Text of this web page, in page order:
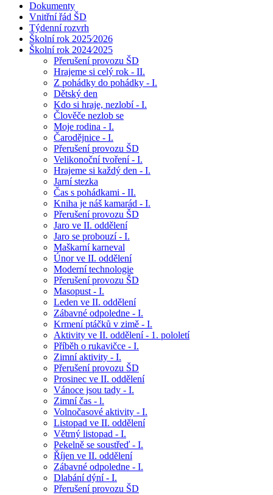
Dokumenty
Vnitřní řád ŠD
Týdenní rozvrh
Školní rok 2025⁄2026
Školní rok 2024⁄2025
Přerušení provozu ŠD
Hrajeme si celý rok - II.
Z pohádky do pohádky - I.
Dětský den
Kdo si hraje, nezlobí - I.
Člověče nezlob se
Moje rodina - I.
Čarodějnice - I.
Přerušení provozu ŠD
Velikonoční tvoření - I.
Hrajeme si každý den - I.
Jarní stezka
Čas s pohádkami - II.
Kniha je náš kamarád - I.
Přerušení provozu ŠD
Jaro ve II. oddělení
Jaro se probouzí - I.
Maškarní karneval
Únor ve II. oddělení
Moderní technologie
Přerušení provozu ŠD
Masopust - I.
Leden ve II. oddělení
Zábavné odpoledne - I.
Krmení ptáčků v zimě - I.
Aktivity ve II. oddělení - 1. pololetí
Příběh o rukavičce - I.
Zimní aktivity - I.
Přerušení provozu ŠD
Prosinec ve II. oddělení
Vánoce jsou tady - I.
Zimní čas - l.
Volnočasové aktivity - I.
Listopad ve II. oddělení
Větrný listopad - I.
Pekelně se soustřeď - I.
Říjen ve II. oddělení
Zábavné odpoledne - I.
Dlabání dýní - I.
Přerušení provozu ŠD